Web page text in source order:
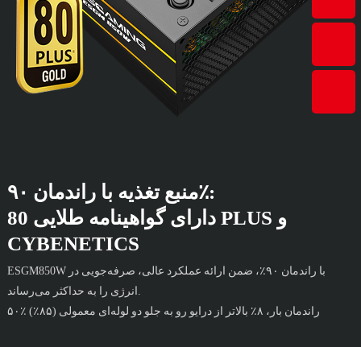
منبع تغذیه با راندمان ۹۰٪:
دارای گواهینامه طلایی 80 PLUS و
CYBENETICS
ESGM850W با راندمان ۹۰٪، ضمن ارائه عملکرد عالی، صرفه‌جویی در
۵۰٪ راندمان بار، ۸٪ بالاتر از درایو رو به جلو دو لوله‌ای معمولی (۸۵٪)